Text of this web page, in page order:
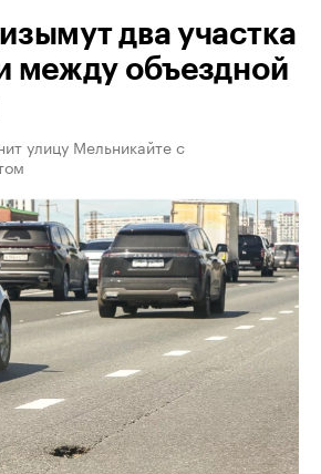
два участка
между объездной
улицу Мельникайте с